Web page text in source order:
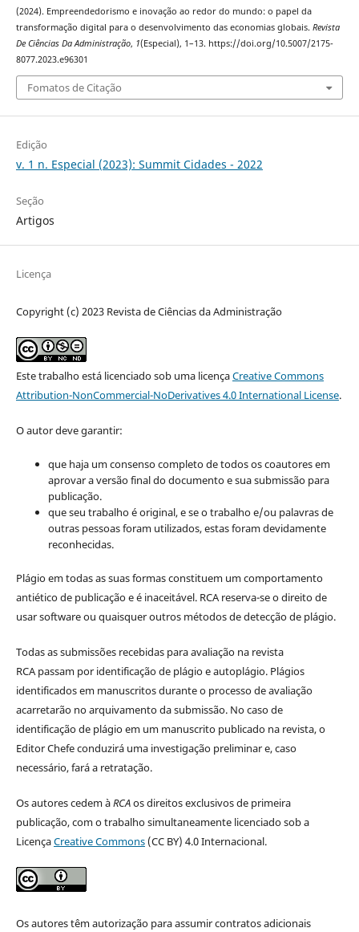
(2024). Empreendedorismo e inovação ao redor do mundo: o papel da
transformação digital para o desenvolvimento das economias globais. Revista
De Ciências Da Administração, 1(Especial), 1–13. https://doi.org/10.5007/2175-
8077.2023.e96301
Fomatos de Citação
Edição
v. 1 n. Especial (2023): Summit Cidades - 2022
Seção
Artigos
Licença
Copyright (c) 2023 Revista de Ciências da Administração
Este trabalho está licenciado sob uma licençaCreative Commons
Attribution-NonCommercial-NoDerivatives 4.0 International License.
O autor deve garantir:
que haja um consenso completo de todos os coautores em
aprovar a versão final do documento e sua submissão para
publicação.
que seu trabalho é original, e se o trabalho e/ou palavras de
outras pessoas foram utilizados, estas foram devidamente
reconhecidas.
Plágio em todas as suas formas constituem um comportamento
antiético de publicação e é inaceitável. RCA reserva-se o direito de
usar software ou quaisquer outros métodos de detecção de plágio.
Todas as submissões recebidas para avaliação na revista
RCA passam por identificação de plágio e autoplágio. Plágios
identificados em manuscritos durante o processo de avaliação
acarretarão no arquivamento da submissão. No caso de
identificação de plágio em um manuscrito publicado na revista, o
Editor Chefe conduzirá uma investigação preliminar e, caso
necessário, fará a retratação.
Os autores cedem àRCAos direitos exclusivos de primeira
publicação, com o trabalho simultaneamente licenciado sob a
LicençaCreative Commons(CC BY) 4.0 Internacional.
Os autores têm autorização para assumir contratos adicionais